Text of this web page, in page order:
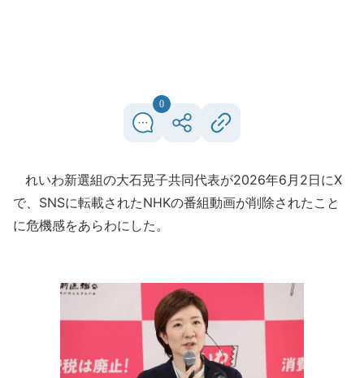
0
れいわ新選組の大石晃子共同代表が2026年6月2日にX
で、SNSに転載されたNHKの番組動画が削除されたこと
に危機感をあらわにした。